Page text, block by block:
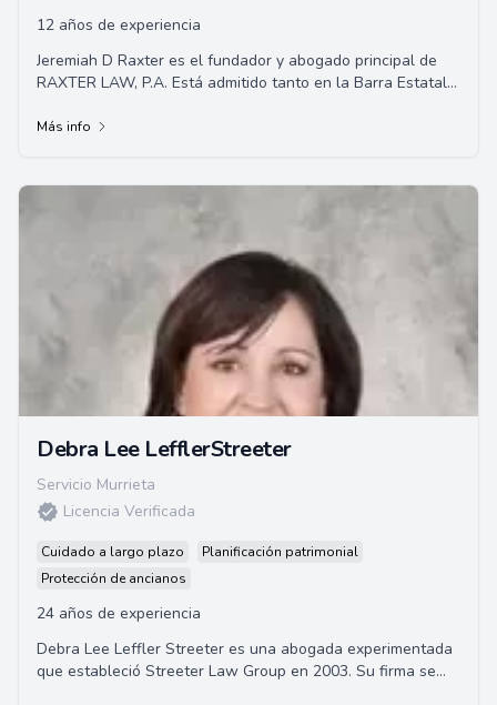
12 años de experiencia
Jeremiah D Raxter es el fundador y abogado principal de
RAXTER LAW, P.A. Está admitido tanto en la Barra Estatal
Más info
Debra Lee LefflerStreeter
Servicio Murrieta
Licencia Verificada
Cuidado a largo plazo
Planificación patrimonial
Protección de ancianos
24 años de experiencia
Debra Lee Leffler Streeter es una abogada experimentada
que estableció Streeter Law Group en 2003. Su firma se